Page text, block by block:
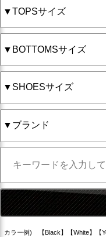
カラー例) 【Black】【White】【